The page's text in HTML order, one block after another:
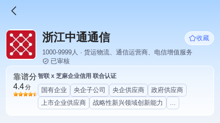
浙江中通通信
收藏
1000-9999人 · 货运物流、通信运营商、电信增值服务
已审核
靠谱分
4.4分
智联 x 芝麻企业信用 联合认证
国有企业 央企子公司 央企供应商
政府供应商
上市企业供应商
战略性新兴领域创新能力 ...